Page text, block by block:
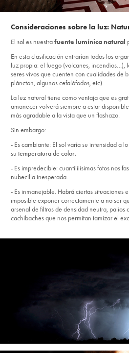
Consideraciones sobre la luz:
El sol es nuestrafuente lumínica natural
En esta clasificación entrarían todos los
luz propia: el fuego (volcanes, incendios…),
seres vivos que cuenten con cualidades de
pláncton, algunos cefalófodos, etc).
La luz natural tiene como ventaja que es
amanecer volverá siempre a estar
más agradable a la vista que un flashazo.
Sin embargo:
- Es cambiante: El sol varía su intensidad a
sutemperatura de color.
- Es impredecible: cuantíiiiisimas fotos nos
nubecilla inesperada.
- Es inmanejable. Habrá ciertas situaciones
imposible exponer correctamente a no ser
arsenal de filtros de densidad neutra, palios
cachibaches que nos permitan tamizar el